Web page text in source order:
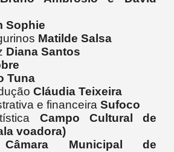
Sophie
Matilde Salsa
Diana Santos
Tuna
Cláudia Teixeira
e financeiraSufoco
Campo Cultural de
voadora)
Câmara Municipal de